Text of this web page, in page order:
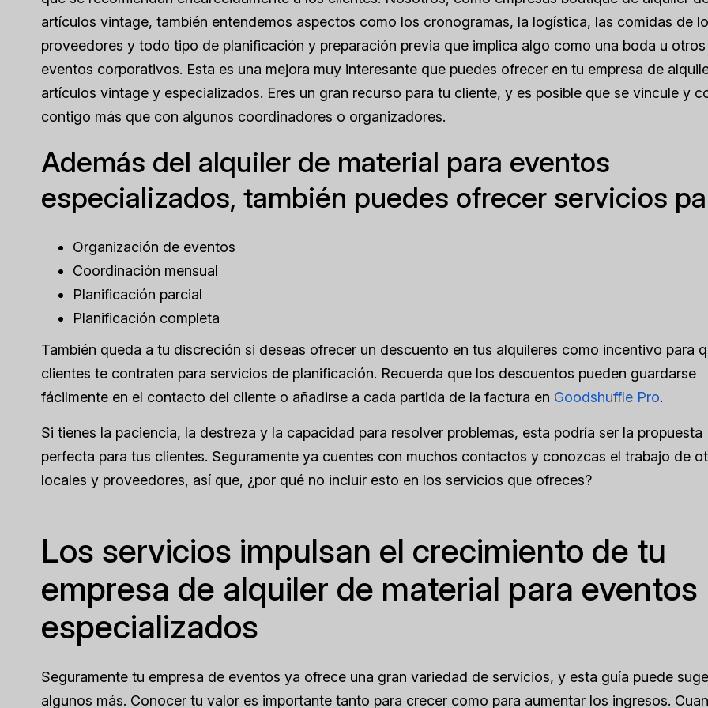
artículos vintage, también entendemos aspectos como los cronogramas, la logística, las comidas de
proveedores y todo tipo de planificación y preparación previa que implica algo como una boda u otros
eventos corporativos. Esta es una mejora muy interesante que puedes ofrecer en tu empresa de
artículos vintage y especializados. Eres un gran recurso para tu cliente, y es posible que se vincule y
contigo más que con algunos coordinadores o organizadores.
Además del alquiler de material para eventos
especializados, también puedes ofrecer servicios
Organización de eventos
Coordinación mensual
Planificación parcial
Planificación completa
También queda a tu discreción si deseas ofrecer un descuento en tus alquileres como incentivo para
clientes te contraten para servicios de planificación. Recuerda que los descuentos pueden guardarse
fácilmente en el contacto del cliente o añadirse a cada partida de la factura en Goodshuffle Pro.
Si tienes la paciencia, la destreza y la capacidad para resolver problemas, esta podría ser la propuesta
perfecta para tus clientes. Seguramente ya cuentes con muchos contactos y conozcas el trabajo de
locales y proveedores, así que, ¿por qué no incluir esto en los servicios que ofreces?
Los servicios impulsan el crecimiento de tu
empresa de alquiler de material para eventos
especializados
Seguramente tu empresa de eventos ya ofrece una gran variedad de servicios, y esta guía puede
algunos más. Conocer tu valor es importante tanto para crecer como para aumentar los ingresos.